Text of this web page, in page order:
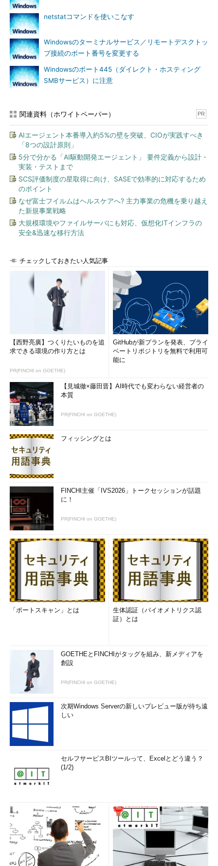
UDP 0.0.0.0:1027 *:*
UDP 0.0.0.0:1028 *:*
UDP 0.0.0.0:1031 *:*
UDP 0.0.0.0:1046 *:*
UDP 0.0.0.0:1048 *:*
UDP 127.0.0.1:123 *:*
UDP 127.0.0.1:1900 *:*
UDP 192.168.0.111:123 *:*
UDP 192.168.0.111:137 *:*
UDP 192.168.0.111:138 *:*
UDP 192.168.0.111:1900 *:*
※実際にはリッスン状態ではないにもかかわらず（実際に接
続しようとしても拒否される）、リッスンしているかのよう
に表示されているTCPポート
ポート番号はここで示したように、実際には1～65535の数値
表的なものについてはservicesファイルを参照して、分かりやす
いサービス名に変換して表示される。servicesファイルとは、ポ
ート番号と具体的なサービス名の対応を記述したファイルであ
り、Windows系OSでは、
%windir%\system32\drivers\etc\servicesに格納されている。
ただしこのservicesファイルの内容は、必ずしもWindows OS
で使われているサービス名やポート番号を正確に表しているわけ
ではない。これは非常に汎用的なファイルであり、UNIXやLinux
システムなどでも同じものが使われているので、ときにはまった
く別のサービス名が表示されたりする（もともとWindowsでは用
ルによっては、ダイナミックにリッスンするポートを変更するも
のがあるが、その場合は別のサービス名であるかのように表示さ
れてしまう。
また、これはWindows OSのnetstatコマンドの問題であるが、
「
TIPS―netstatコマンドを使いこなす
に、実際にはリッスンしていないにもかかわらず、リッスンして
いるかのように表示されるポートがいくつかある。例えば先の例
でいえば、TCPの1081番というポート番号がリッスン状態になっ
ているが、外部からこのポートへ接続しようとしても拒否されて
しまい、接続することはできない（すぐに拒否応答が返ってく
る）。これは、「192.168.0.111:1081←→192.168.0.51:445」とい
うコネクションの影響で、「192.168.0.111:1081」というポートが
このように、netstatだけでは実際にどのサービスやアプリケ
ーションがポートを使っているかを完全に特定することができな
い。正確なポートの使用状況を知るためには、さらにいくつかの
調査が必要になる。
●RFCのAssigned Numbersリストでサービス名を調査する
種類のサービスが記述されているだけである（UDPとTCPで同じ
番号を使っていても、別のサービスとして数えているので、実際
にはこの半分程度のプロトコルしか記述されていない）。もう少
し詳細なプロトコル番号の一覧については、例えばRFCの
インターネットに関する各種の技術文書などをまとめたもので、
「Assigned Numbers」は、特定のサービスやプロトコルに割り
な場合に使われる文書としては、いままでは
」でオンラインデータベース化されている
RFC3232
れてなかったりするので、このリストを信用しすぎると、「この
って止めればいいのだろうか」などと、少々見当はずれな疑問を
抱いて、時間を無駄にしてしまうかもしれない。
●Windows XP／Windows Server 2003の場合―netstat に-o
オプションを付けて、プロセス名を特定する
netstatコマンドを使いこなす
Windowsのターミナルサービス／リモートデスクトッ
プ接続のポート番号を変更する
Windowsのポート445（ダイレクト・ホスティング
SMBサービス）に注意
関連資料（ホワイトペーパー） PR
AIエージェント本番導入約5%の壁を突破、CIOが実践すべき
「8つの設計原則」
5分で分かる「AI駆動開発エージェント」 要件定義から設計・
実装・テストまで
SCS評価制度の星取得に向け、SASEで効率的に対応するため
のポイント
なぜ富士フイルムはヘルスケアへ? 主力事業の危機を乗り越え
た新規事業戦略
大規模環境やファイルサーバにも対応、仮想化ITインフラの
安全&迅速な移行方法
チェックしておきたい人気記事
【西野亮廣】つくりたいものを追
求できる環境の作り方とは
PR(FINCHI on GOETHE)
GitHubが新プランを発表、プライ
ベートリポジトリを無料で利用可
能に
【見城徹×藤田晋】AI時代でも変わらない経営者の
本質
PR(FINCHI on GOETHE)
フィッシングとは
FINCHI主催「IVS2026」トークセッションが話題
に！
PR(FINCHI on GOETHE)
「ポートスキャン」とは
生体認証（バイオメトリクス認
証）とは
GOETHEとFINCHIがタッグを組み、新メディアを
創設
PR(FINCHI on GOETHE)
次期Windows Serverの新しいプレビュー版が待ち遠
しい
セルフサービスBIツールって、Excelとどう違う？
(1/2)